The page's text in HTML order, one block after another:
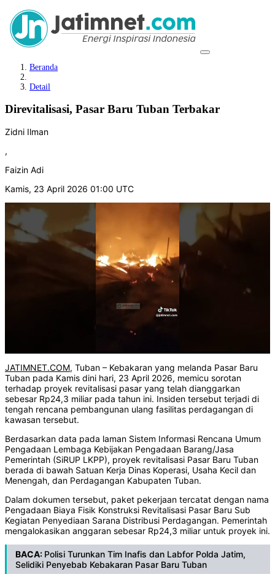
Beranda
Detail
Direvitalisasi, Pasar Baru Tuban Terbakar
Zidni Ilman
,
Faizin Adi
Kamis, 23 April 2026 01:00 UTC
JATIMNET.COM, Tuban – Kebakaran yang melanda Pasar Baru
Tuban pada Kamis dini hari, 23 April 2026, memicu sorotan
terhadap proyek revitalisasi pasar yang telah dianggarkan
sebesar Rp24,3 miliar pada tahun ini. Insiden tersebut terjadi di
tengah rencana pembangunan ulang fasilitas perdagangan di
kawasan tersebut.
Berdasarkan data pada laman Sistem Informasi Rencana Umum
Pengadaan Lembaga Kebijakan Pengadaan Barang/Jasa
Pemerintah (SiRUP LKPP), proyek revitalisasi Pasar Baru Tuban
berada di bawah Satuan Kerja Dinas Koperasi, Usaha Kecil dan
Menengah, dan Perdagangan Kabupaten Tuban.
Dalam dokumen tersebut, paket pekerjaan tercatat dengan nama
Pengadaan Biaya Fisik Konstruksi Revitalisasi Pasar Baru Sub
Kegiatan Penyediaan Sarana Distribusi Perdagangan. Pemerintah
mengalokasikan anggaran sebesar Rp24,3 miliar untuk proyek ini.
BACA: Polisi Turunkan Tim Inafis dan Labfor Polda Jatim,
Selidiki Penyebab Kebakaran Pasar Baru Tuban